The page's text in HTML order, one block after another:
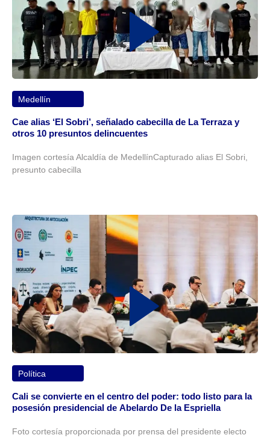
Medellín
Cae alias ‘El Sobri’, señalado cabecilla de La Terraza y
otros 10 presuntos delincuentes
Imagen cortesía Alcaldía de MedellínCapturado alias El Sobri,
presunto cabecilla
Política
Cali se convierte en el centro del poder: todo listo para la
posesión presidencial de Abelardo De la Espriella
Foto cortesía proporcionada por prensa del presidente electo